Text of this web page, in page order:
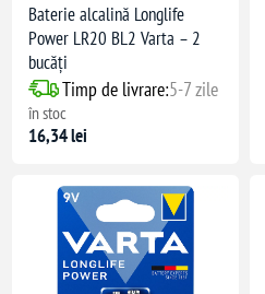
Baterie alcalină Longlife
Power LR20 BL2 Varta – 2
bucăți
Timp de livrare:5-7 zile
în stoc
16,34 lei